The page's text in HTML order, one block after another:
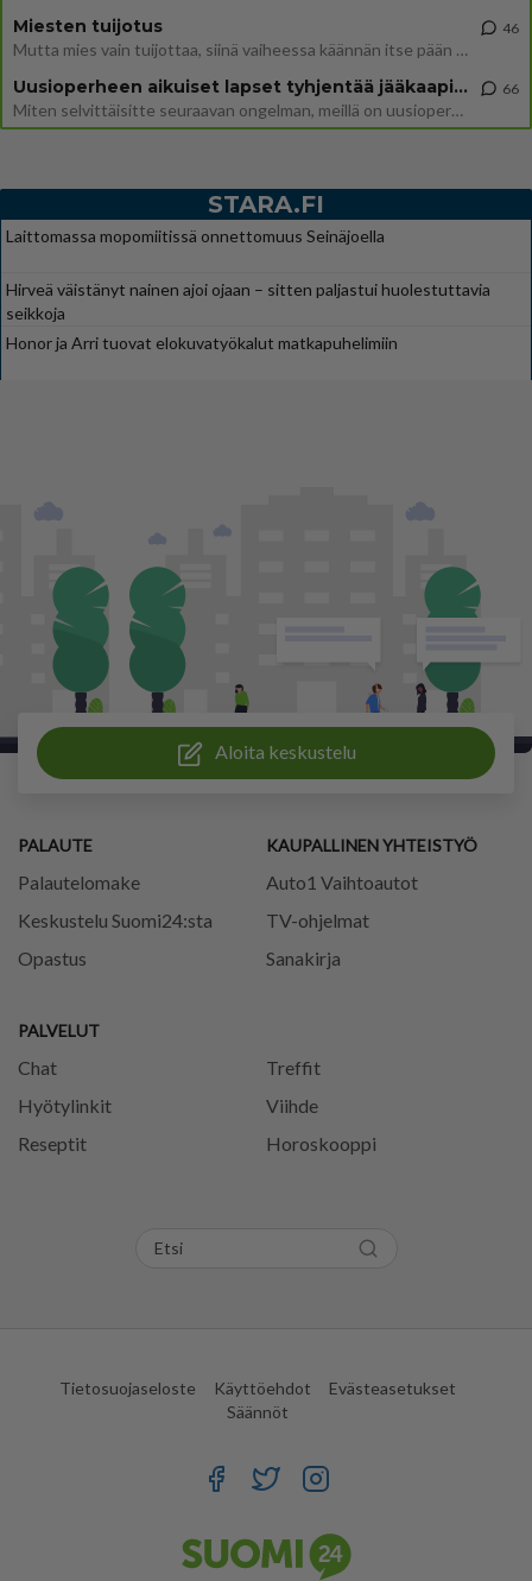
Miesten tuijotus
Mutta mies vain tuijottaa, siinä vaiheessa käännän itse pään pois. Mikä juttu? Yleensä jos joku tuijottaa tai katsoo, hä
46
Uusioperheen aikuiset lapset tyhjentää jääkaapin käydessään
Miten selvittäisitte seuraavan ongelman, meillä on uusioperhe, minulla teini-ikäiset lapset ja puolisolla aikuiset, jotk
66
STARA.FI
Laittomassa mopomiitissä onnettomuus Seinäjoella
Hirveä väistänyt nainen ajoi ojaan – sitten paljastui huolestuttavia
seikkoja
Honor ja Arri tuovat elokuvatyökalut matkapuhelimiin
Aloita keskustelu
PALAUTE
Palautelomake
Keskustelu Suomi24:sta
Opastus
PALVELUT
Chat
Treffit
Hyötylinkit
Viihde
Reseptit
Horoskooppi
KAUPALLINEN YHTEISTYÖ
Auto1 Vaihtoautot
TV-ohjelmat
Sanakirja
Tietosuojaseloste Käyttöehdot
Evästeasetukset
Säännöt